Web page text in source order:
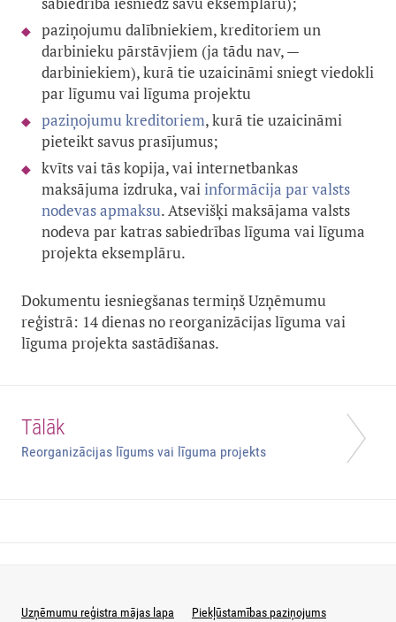
paziņojumu dalībniekiem, kreditoriem un
darbinieku pārstāvjiem (ja tādu nav, —
darbiniekiem), kurā tie uzaicināmi sniegt viedokli
par līgumu vai līguma projektu
paziņojumu kreditoriem, kurā tie uzaicināmi
pieteikt savus prasījumus;
kvīts vai tās kopija, vai internetbankas
maksājuma izdruka, vaiinformācija par valsts
nodevas apmaksu. Atsevišķi maksājama valsts
nodeva par katras sabiedrības līguma vai līguma
projekta eksemplāru.
Dokumentu iesniegšanas termiņš Uzņēmumu
reģistrā: 14 dienas no reorganizācijas līguma vai
līguma projekta sastādīšanas.
Tālāk
Reorganizācijas līgums vai līguma projekts
Uzņēmumu reģistra mājas lapa Piekļūstamības paziņojums